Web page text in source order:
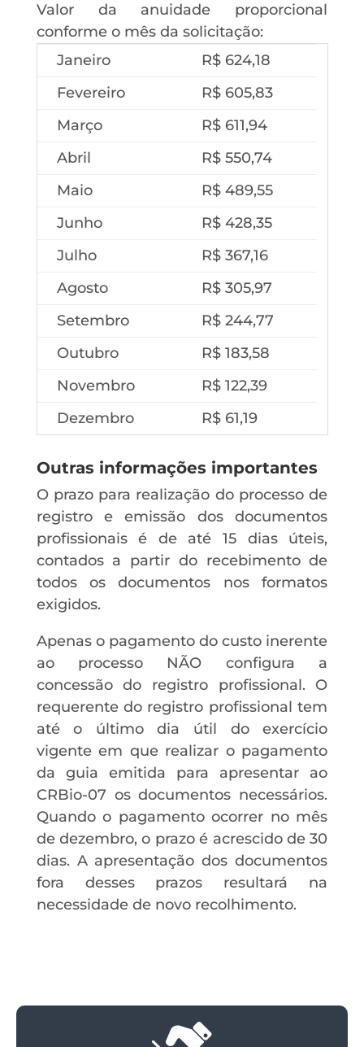
Valor da anuidade proporcional
conforme o mês da solicitação:
Janeiro
R$ 624,18
Fevereiro
R$ 605,83
Março
R$ 611,94
Abril
R$ 550,74
Maio
R$ 489,55
Junho
R$ 428,35
Julho
R$ 367,16
Agosto
R$ 305,97
Setembro
R$ 244,77
Outubro
R$ 183,58
Novembro
R$ 122,39
Dezembro
R$ 61,19
Outras informações importantes
O prazo para realização do processo de
registro e emissão dos documentos
profissionais é de até 15 dias úteis,
contados a partir do recebimento de
todos os documentos nos formatos
exigidos.
Apenas o pagamento do custo inerente
ao processo NÃO configura a
concessão do registro profissional. O
requerente do registro profissional tem
até o último dia útil do exercício
vigente em que realizar o pagamento
da guia emitida para apresentar ao
CRBio-07 os documentos necessários.
Quando o pagamento ocorrer no mês
de dezembro, o prazo é acrescido de 30
dias. A apresentação dos documentos
fora desses prazos resultará na
necessidade de novo recolhimento.